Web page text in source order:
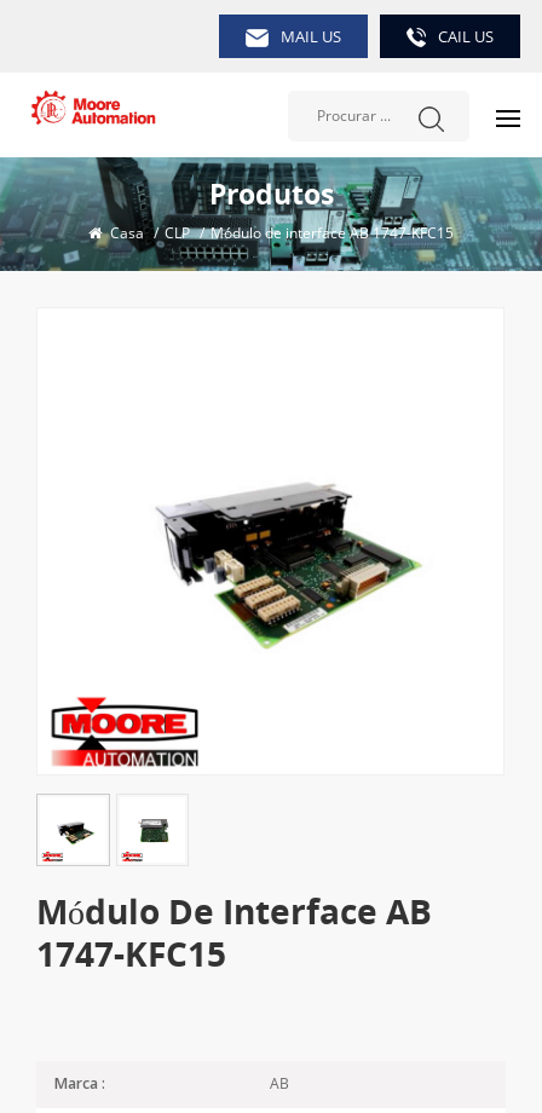
MAIL US CAIL US
Produtos
Casa / CLP / Módulo de interface AB 1747-KFC15
Módulo De Interface AB
1747-KFC15
Marca : AB